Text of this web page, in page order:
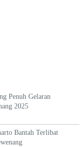
Penuh Gelaran
2025
Bantah Terlibat